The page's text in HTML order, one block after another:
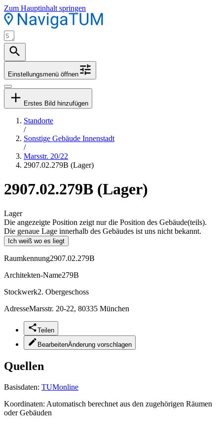
Zum Hauptinhalt springen
Einstellungsmenü öffnen
Erstes Bild hinzufügen
Standorte
/
Sonstige Gebäude Innenstadt
/
Marsstr. 20/22
2907.02.279B (Lager)
2907.02.279B (Lager)
Lager
Die angezeigte Position zeigt nur die Position des Gebäude(teils).
Die genaue Lage innerhalb des Gebäudes ist uns nicht bekannt.
Ich weiß wo es liegt
Raumkennung2907.02.279B
Architekten-Name279B
Stockwerk2. Obergeschoss
AdresseMarsstr. 20-22, 80335 München
Teilen
BearbeitenÄnderung vorschlagen
Quellen
Basisdaten: TUMonline
Koordinaten: Automatisch berechnet aus den zugehörigen Räumen
oder Gebäuden